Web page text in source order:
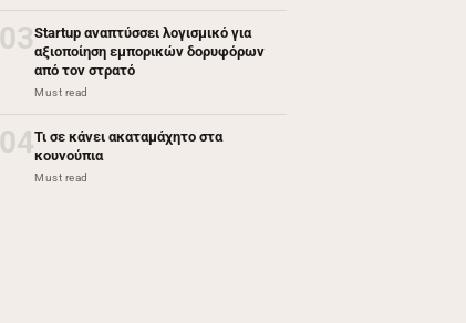
03Startup αναπτύσσει λογισμικό για
αξιοποίηση εμπορικών δορυφόρων
από τον στρατό
Must read
04Τι σε κάνει ακαταμάχητο στα
κουνούπια
Must read